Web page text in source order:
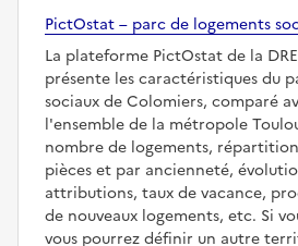
PictOstat – parc de logements
La plateforme PictOstat de la
présente les caractéristiques du
sociaux de Colomiers, comparé
l'ensemble de la métropole
nombre de logements,
pièces et par ancienneté,
attributions, taux de vacance,
de nouveaux logements, etc. Si
vous pourrez définir un autre